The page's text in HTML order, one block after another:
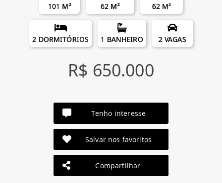
101 M² 62 M² 62 M²
2 DORMITÓRIOS 1 BANHEIRO 2 VAGAS
R$ 650.000
Tenho interesse
Salvar nos favoritos
Compartilhar